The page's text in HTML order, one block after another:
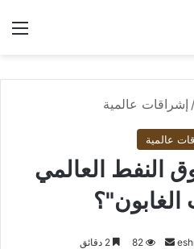
/ إشراقات عالمية
عالمية
النفط العالمي
الغابون"؟
أرسل 82